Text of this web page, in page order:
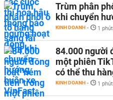
Trùm phân
khi chuyển
KINH DOANH - 1
84.000 người
một phiên
có thể thu
KINH DOANH - 1